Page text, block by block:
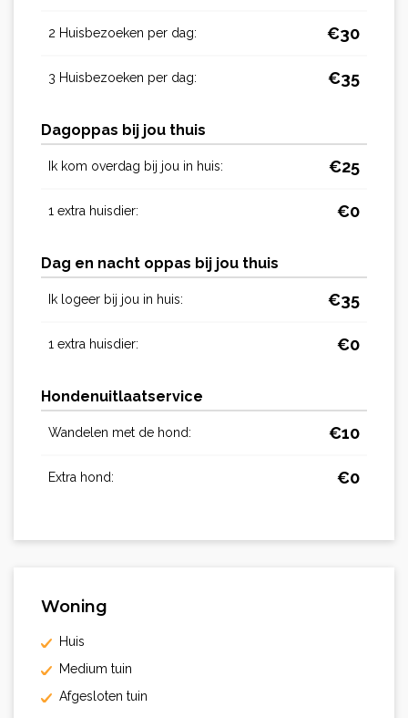
2 Huisbezoeken per dag: €30
3 Huisbezoeken per dag: €35
Dagoppas bij jou thuis
Ik kom overdag bij jou in huis: €25
1 extra huisdier: €0
Dag en nacht oppas bij jou thuis
Ik logeer bij jou in huis: €35
1 extra huisdier: €0
Hondenuitlaatservice
Wandelen met de hond: €10
Extra hond: €0
Woning
Huis
Medium tuin
Afgesloten tuin